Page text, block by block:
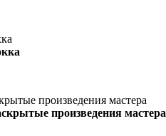
произведения мастера